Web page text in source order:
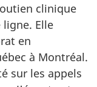
clinique
Elle
en
à Montréal.
sur les appels